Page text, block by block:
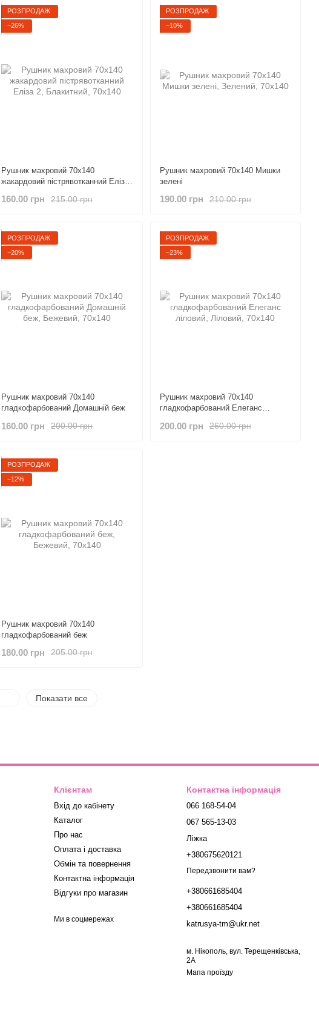
РОЗПРОДАЖ
−26%
Рушник махровий 70х140
жакардовий пістрявотканний Еліза
215.00 грн
160.00 грн
РОЗПРОДАЖ
−10%
Рушник махровий 70х140 Мишки
зелені
210.00 грн
190.00 грн
РОЗПРОДАЖ
−20%
Рушник махровий 70х140
гладкофарбований Домашній беж
200.00 грн
160.00 грн
РОЗПРОДАЖ
−23%
Рушник махровий 70х140
гладкофарбований Елеганс
260.00 грн
200.00 грн
РОЗПРОДАЖ
−12%
Рушник махровий 70х140
гладкофарбований беж
205.00 грн
180.00 грн
Показати все
Клієнтам
Вхід до кабінету
Каталог
Про нас
Оплата і доставка
Обмін та повернення
Контактна інформація
Відгуки про магазин
Ми в соцмережах
Контактна інформація
066 168-54-04
067 565-13-03
Ліжка
+380675620121
Передзвонити вам?
+380661685404
+380661685404
katrusya-tm@ukr.net
м. Нікополь, вул. Терещенківська,
2А
Мапа проїзду